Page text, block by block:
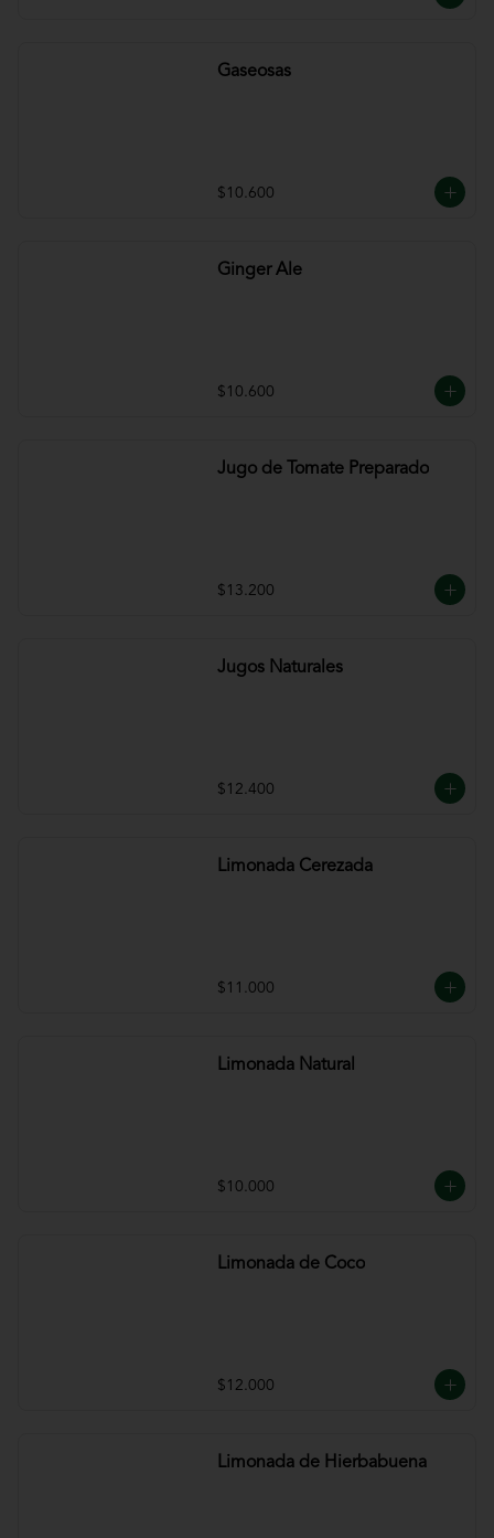
Gaseosas
$10.600
Ginger Ale
$10.600
Jugo de Tomate Preparado
$13.200
Jugos Naturales
$12.400
Limonada Cerezada
$11.000
Limonada Natural
$10.000
Limonada de Coco
$12.000
Limonada de Hierbabuena